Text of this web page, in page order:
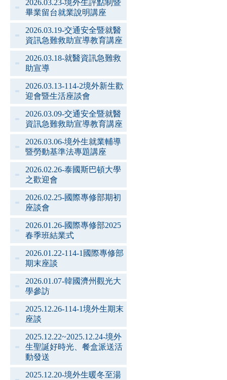
2026.03.23-境外生評點制暨
畢業留台就業說明講座
2026.03.19-交通安全暨就醫
資訊急難救助宣導教育講座
2026.03.18-就醫資訊急難救
助宣導
2026.03.13-114-2境外新生歡
迎會暨生活座談會
2026.03.09-交通安全暨就醫
資訊急難救助宣導教育講座
2026.03.06-境外生就業輔導
暨勞動基準法專題講座
2026.02.26-泰國斯巴頓大學
之歡迎會
2026.02.25-國際專修部期初
座談會
2026.01.26-國際專修部2025
春季班結業式
2026.01.22-114-1國際專修部
期末座談
2026.01.07-韓國濟州觀光大
學參訪
2025.12.26-114-1境外生期末
座談
2025.12.22~2025.12.24-境外
生聖誕好時光、餐盒派送活
動發送
2025.12.20-境外生暖冬至湯